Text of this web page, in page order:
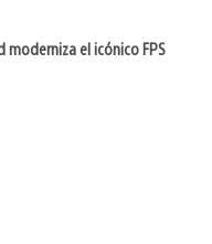
moderniza el icónico FPS